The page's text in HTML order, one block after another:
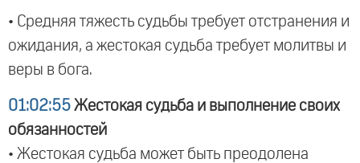
• Средняя тяжесть судьбы требует отстранения и
ожидания, а жестокая судьба требует молитвы и
веры в бога.
01:02:55 Жестокая судьба и выполнение своих
обязанностей
• Жестокая судьба может быть преодолена